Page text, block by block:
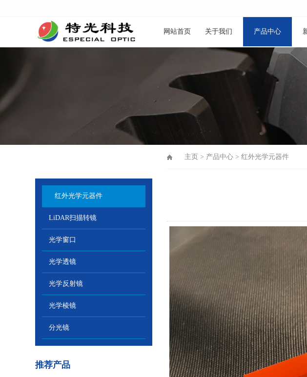
网站首页 关于我们 产品中心
红外光学元器件
LiDAR扫描转镜
光学窗口
光学透镜
光学反射镜
光学棱镜
分光镜
推荐产品
主页 > 产品中心 > 红外光学元器件